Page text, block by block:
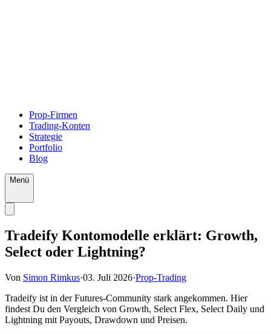
Prop-Firmen
Trading-Konten
Strategie
Portfolio
Blog
Menü
Tradeify Kontomodelle erklärt: Growth,
Select oder Lightning?
Von Simon Rimkus·03. Juli 2026·Prop-Trading
Tradeify ist in der Futures-Community stark angekommen. Hier
findest Du den Vergleich von Growth, Select Flex, Select Daily und
Lightning mit Payouts, Drawdown und Preisen.